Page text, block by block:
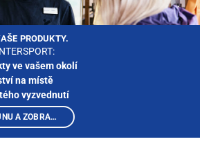
PRODUKTY.
ve vašem okolí
na místě
vyzvednutí
VYBRAT PRODEJNU A ZOBRAZIT PRODUKTY